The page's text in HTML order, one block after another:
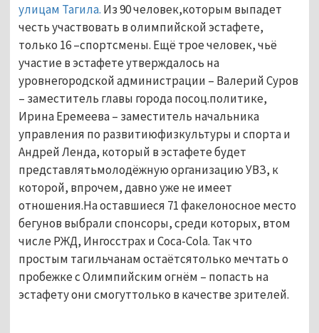
улицам Тагила. Из 90 человек,которым выпадет
честь участвовать в олимпийской эстафете,
только 16 –спортсмены. Ещё трое человек, чьё
участие в эстафете утверждалось на
уровнегородской администрации – Валерий Суров
– заместитель главы города посоц.политике,
Ирина Еремеева – заместитель начальника
управления по развитиюфизкультуры и спорта и
Андрей Ленда, который в эстафете будет
представлятьмолодёжную организацию УВЗ, к
которой, впрочем, давно уже не имеет
отношения.На оставшиеся 71 факелоносное место
бегунов выбрали спонсоры, среди которых, втом
числе РЖД, Ингосстрах и Coca-Cola. Так что
простым тагильчанам остаётсятолько мечтать о
пробежке с Олимпийским огнём – попасть на
эстафету они смогуттолько в качестве зрителей.